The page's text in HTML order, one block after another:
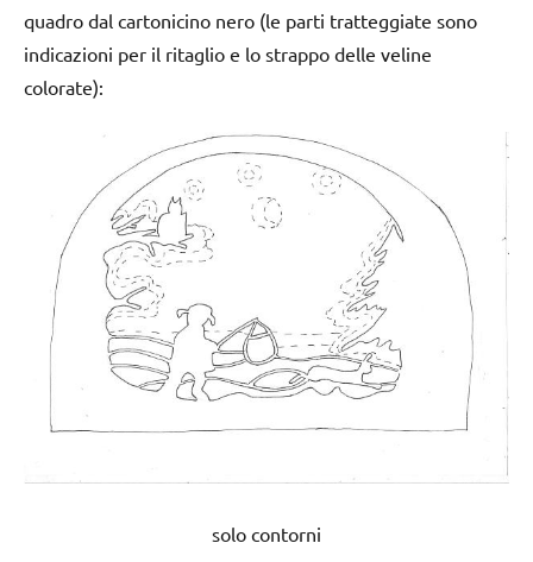
quadro dal cartonicino nero (le parti tratteggiate sono
indicazioni per il ritaglio e lo strappo delle veline
colorate):
solo contorni